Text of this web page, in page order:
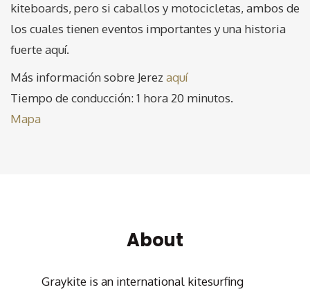
kiteboards, pero si caballos y motocicletas, ambos de
los cuales tienen eventos importantes y una historia
fuerte aquí.
Más información sobre Jerez aquí
Tiempo de conducción: 1 hora 20 minutos.
Mapa
About
Graykite is an international kitesurfing